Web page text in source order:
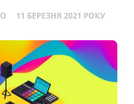
11 БЕРЕЗНЯ 2021 РОКУ